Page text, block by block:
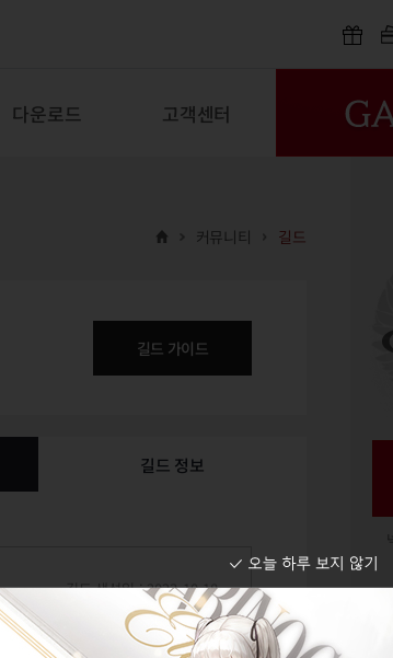
다운로드 고객센터
커뮤니티 길드
길드 가이드
길드 정보
길드 생성일 : 2023-10-18